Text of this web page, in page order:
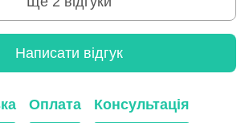
Написати відгук
Оплата Консультація